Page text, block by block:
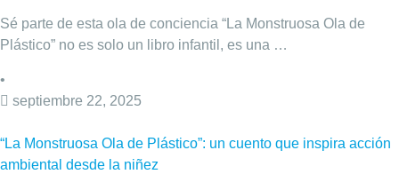
Sé parte de esta ola de conciencia “La Monstruosa Ola de
Plástico” no es solo un libro infantil, es una …
•
septiembre 22, 2025
“La Monstruosa Ola de Plástico”: un cuento que inspira acción
ambiental desde la niñez